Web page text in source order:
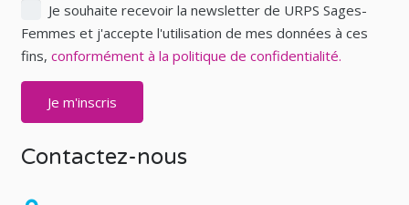
Je souhaite recevoir la newsletter de URPS Sages-
Femmes et j'accepte l'utilisation de mes données à ces
fins, conformément à la politique de confidentialité.
Contactez-nous